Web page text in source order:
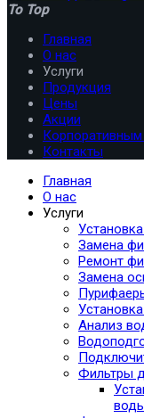
To Top
Главная
О нас
Услуги
Продукция
Цены
Акции
Корпоративным
Контакты
Главная
О нас
Услуги
Замена
Ремонт
Замена
Анализ
Фильтры